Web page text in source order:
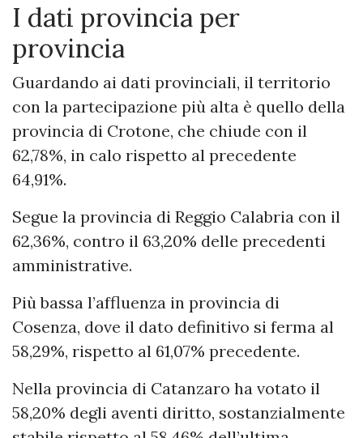
I dati provincia per
provincia
Guardando ai dati provinciali, il territorio
con la partecipazione più alta è quello della
provincia di Crotone, che chiude con il
62,78%, in calo rispetto al precedente
64,91%.
Segue la provincia di Reggio Calabria con il
62,36%, contro il 63,20% delle precedenti
amministrative.
Più bassa l’affluenza in provincia di
Cosenza, dove il dato definitivo si ferma al
58,29%, rispetto al 61,07% precedente.
Nella provincia di Catanzaro ha votato il
58,20% degli aventi diritto, sostanzialmente